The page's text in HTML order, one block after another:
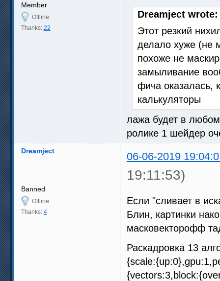
Member
Offline
Thanks: 22
Dreamject wrote:
Этот резкий
делало хуже (не
похоже не
замыливание
фича оказалась,
калькуляторы
лажа будет в
ролике 1 шейдер
Dreamject 06-06-2019
19:11:53)
Banned
Offline
Thanks: 4
Если "сливает в
Блин, картинки
масковекторофф
Раскадровка 13